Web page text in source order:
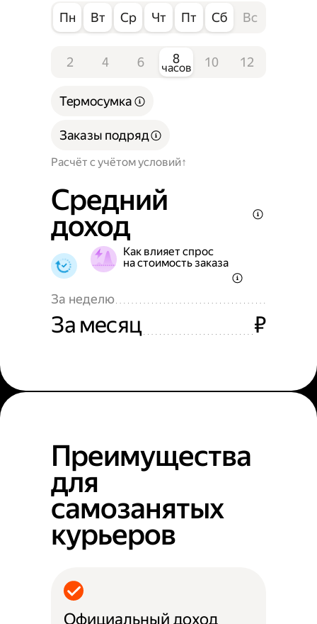
Пн Вт Ср Чт Пт Сб Вс
2 4 6 8
часов 10 12
Расчёт с учётом условий
Термосумка
Заказы подряд
Средний
доход
Как влияет спрос
на стоимость заказа
За неделю
За месяц ₽
Преимущества
для
самозанятых
курьеров
Официальный доход